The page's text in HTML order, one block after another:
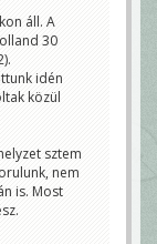
áll. A
30
idén
közül
sztem
nem
is. Most